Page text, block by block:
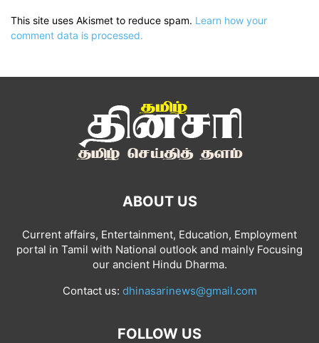
This site uses Akismet to reduce spam. Learn how your
comment data is processed.
ABOUT US
Current affairs, Entertainment, Education, Employment
portal in Tamil with National outlook and mainly Focusing
our ancient Hindu Dharma.
Contact us: dhinasarinews@gmail.com
FOLLOW US